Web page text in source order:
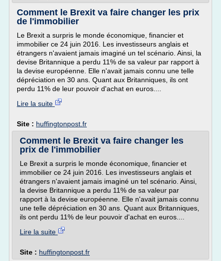
Comment le Brexit va faire changer les prix
de l'immobilier
Le Brexit a surpris le monde économique, financier et
immobilier ce 24 juin 2016. Les investisseurs anglais et
étrangers n'avaient jamais imaginé un tel scénario. Ainsi, la
devise Britannique a perdu 11% de sa valeur par rapport à
la devise européenne. Elle n'avait jamais connu une telle
dépréciation en 30 ans. Quant aux Britanniques, ils ont
perdu 11% de leur pouvoir d'achat en euros....
Lire la suite
Site : huffingtonpost.fr
Comment le Brexit va faire changer les
prix de l'immobilier
Le Brexit a surpris le monde économique, financier et
immobilier ce 24 juin 2016. Les investisseurs anglais et
étrangers n'avaient jamais imaginé un tel scénario. Ainsi,
la devise Britannique a perdu 11% de sa valeur par
rapport à la devise européenne. Elle n'avait jamais connu
une telle dépréciation en 30 ans. Quant aux Britanniques,
ils ont perdu 11% de leur pouvoir d'achat en euros....
Lire la suite
Site : huffingtonpost.fr